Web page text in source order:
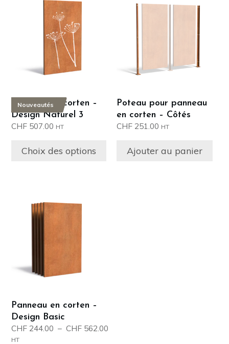
Nouveautés
Panneau en corten –
Design Naturel 3
CHF 507.00 HT
Choix des options
plusieurs
variations.
options
être
choisies
sur
page
Poteau pour panneau
en corten – Côtés
CHF 251.00 HT
Ajouter au panier
Panneau en corten –
Design Basic
CHF 244.00 – CHF 562.00
HT
produit
options
choisies
sur
la